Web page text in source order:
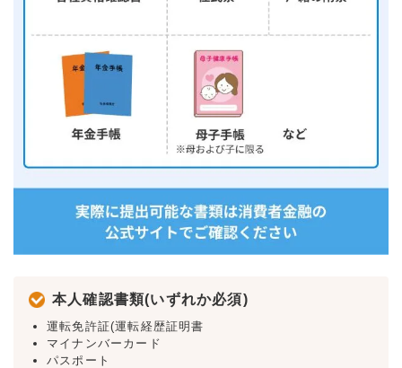
本人確認書類(いずれか必須)
運転免許証(運転経歴証明書
マイナンバーカード
パスポート